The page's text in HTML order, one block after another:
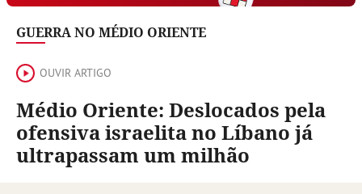
GUERRA NO MÉDIO ORIENTE
OUVIR ARTIGO
Médio Oriente: Deslocados pela
ofensiva israelita no Líbano já
ultrapassam um milhão